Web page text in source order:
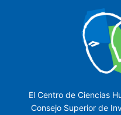
El Centro de Ciencias
Consejo Superior de